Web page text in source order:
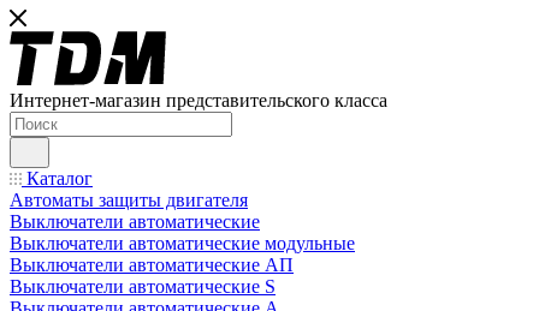
Интернет-магазин представительского класса
Каталог
Автоматы защиты двигателя
Выключатели автоматические
Выключатели автоматические модульные
Выключатели автоматические АП
Выключатели автоматические S